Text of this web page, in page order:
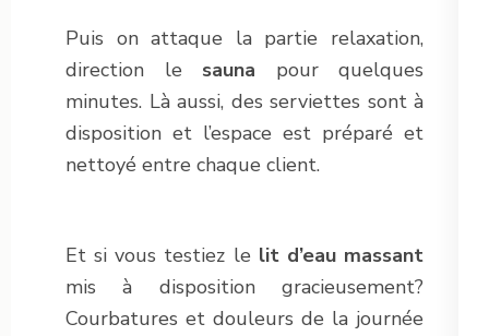
Puis on attaque la partie relaxation,
direction le sauna pour quelques
minutes. Là aussi, des serviettes sont à
disposition et l’espace est préparé et
nettoyé entre chaque client.
Et si vous testiez le lit d’eau massant
mis à disposition gracieusement?
Courbatures et douleurs de la journée